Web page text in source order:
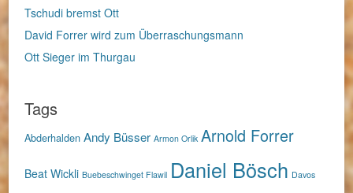
Tschudi bremst Ott
David Forrer wird zum Überraschungsmann
Ott Sieger im Thurgau
Tags
Abderhalden Andy Büsser Armon Orlik Arnold Forrer
Beat Wickli Buebeschwinget Flawil Daniel Bösch Davos